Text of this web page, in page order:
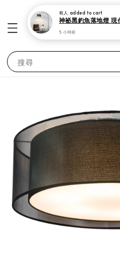
搜尋
有人 added to cart
5 小時前